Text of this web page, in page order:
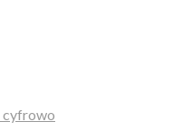
cyfrowo